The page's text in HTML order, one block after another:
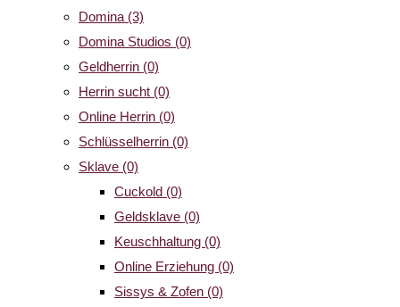
Domina (3)
Domina Studios (0)
Geldherrin (0)
Herrin sucht (0)
Online Herrin (0)
Schlüsselherrin (0)
Sklave (0)
Cuckold (0)
Geldsklave (0)
Keuschhaltung (0)
Online Erziehung (0)
Sissys & Zofen (0)